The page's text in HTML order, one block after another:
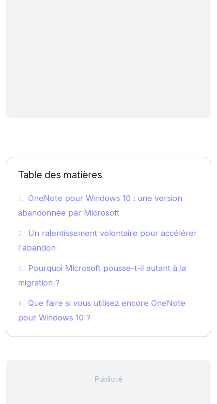
Table des matières
OneNote pour Windows 10 : une version
abandonnée par Microsoft
Un ralentissement volontaire pour accélérer
l'abandon
Pourquoi Microsoft pousse-t-il autant à la
migration ?
Que faire si vous utilisez encore OneNote
pour Windows 10 ?